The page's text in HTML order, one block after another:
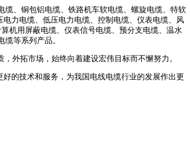
、铜包铝电缆、铁路机车软电缆、螺旋电缆、特软
力电缆、低压电力电缆、控制电缆、仪表电缆、风
机用屏蔽电缆、仪表信号电缆、预分支电缆、温水
缆等系列产品。
外拓市场，始终向着建设宏伟目标而不懈努力。
的技术和服务，为我国电线电缆行业的发展作出更